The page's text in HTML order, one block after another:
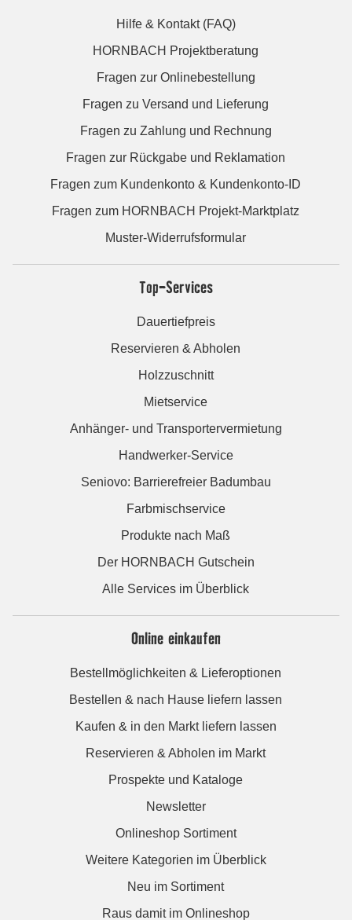
Hilfe & Kontakt (FAQ)
HORNBACH Projektberatung
Fragen zur Onlinebestellung
Fragen zu Versand und Lieferung
Fragen zu Zahlung und Rechnung
Fragen zur Rückgabe und Reklamation
Fragen zum Kundenkonto & Kundenkonto-ID
Fragen zum HORNBACH Projekt-Marktplatz
Muster-Widerrufsformular
Top-Services
Dauertiefpreis
Reservieren & Abholen
Holzzuschnitt
Mietservice
Anhänger- und Transportervermietung
Handwerker-Service
Seniovo: Barrierefreier Badumbau
Farbmischservice
Produkte nach Maß
Der HORNBACH Gutschein
Alle Services im Überblick
Online einkaufen
Bestellmöglichkeiten & Lieferoptionen
Bestellen & nach Hause liefern lassen
Kaufen & in den Markt liefern lassen
Reservieren & Abholen im Markt
Prospekte und Kataloge
Newsletter
Onlineshop Sortiment
Weitere Kategorien im Überblick
Neu im Sortiment
Raus damit im Onlineshop